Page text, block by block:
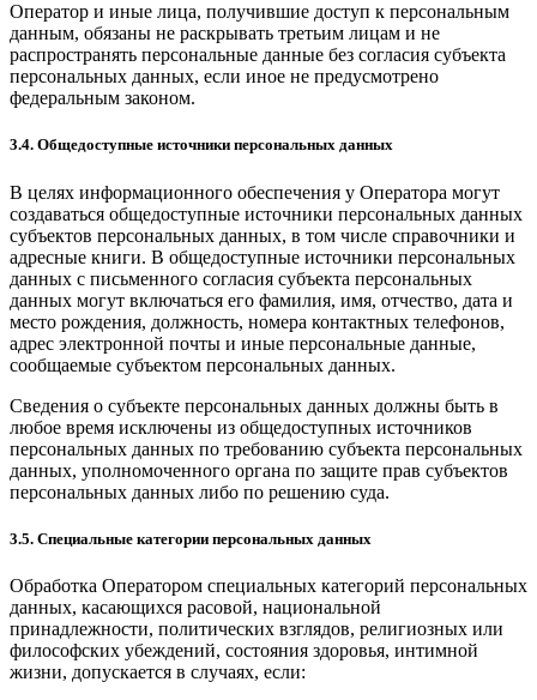
Оператор и иные лица, получившие доступ к персональным
данным, обязаны не раскрывать третьим лицам и не
распространять персональные данные без согласия субъекта
персональных данных, если иное не предусмотрено
федеральным законом.
3.4. Общедоступные источники персональных данных
В целях информационного обеспечения у Оператора могут
создаваться общедоступные источники персональных данных
субъектов персональных данных, в том числе справочники и
адресные книги. В общедоступные источники персональных
данных с письменного согласия субъекта персональных
данных могут включаться его фамилия, имя, отчество, дата и
место рождения, должность, номера контактных телефонов,
адрес электронной почты и иные персональные данные,
сообщаемые субъектом персональных данных.
Сведения о субъекте персональных данных должны быть в
любое время исключены из общедоступных источников
персональных данных по требованию субъекта персональных
данных, уполномоченного органа по защите прав субъектов
персональных данных либо по решению суда.
3.5. Специальные категории персональных данных
Обработка Оператором специальных категорий персональных
данных, касающихся расовой, национальной
принадлежности, политических взглядов, религиозных или
философских убеждений, состояния здоровья, интимной
жизни, допускается в случаях, если: